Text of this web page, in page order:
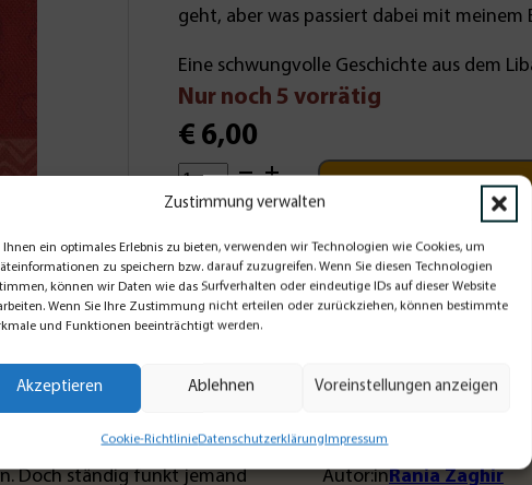
Zustimmung verwalten
Ihnen ein optimales Erlebnis zu bieten, verwenden wir Technologien wie Cookies, um
zu speichern bzw. darauf zuzugreifen. Wenn Sie diesen Technologien
können wir Daten wie das Surfverhalten oder eindeutige IDs auf dieser Website
Wenn Sie Ihre Zustimmung nicht erteilen oder zurückziehen, können bestimmte
und Funktionen beeinträchtigt werden.
Akzeptieren Ablehnen Voreinstellungen anzeigen
Cookie-RichtlinieDatenschutzerklärungImpressum
geht, aber was passiert dabei mit meinem
Eine schwungvolle Geschichte aus dem
Nur noch 5 vorrätig
€ 6,00
Wer
hat
Eis
gegessen?
Rumänisch-
Menge
In den Warenkorb
Lieferzeit:DE: 1 bis 2 Tage // EU, CH, FL: 2 bis 5 Tage
zzgl.Versandkosten
Rumänisch-Deutsch« im
Doch ständig funkt jemand
Autor:inRania Zaghir